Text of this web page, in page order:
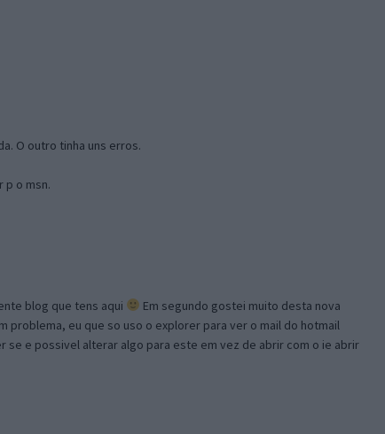
O outro tinha uns erros.
p o msn.
blog que tens aqui
Em segundo gostei muito desta nova
problema, eu que so uso o explorer para ver o mail do hotmail
se e possivel alterar algo para este em vez de abrir com o ie abrir